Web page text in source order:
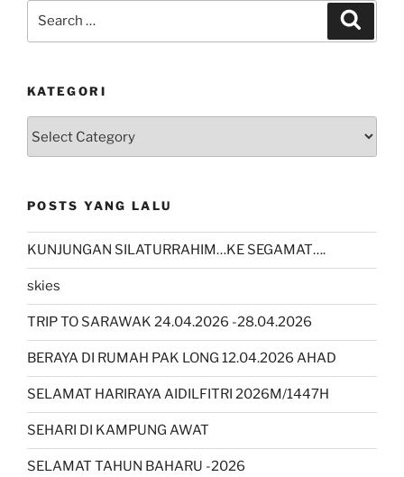
KATEGORI
POSTS YANG LALU
KUNJUNGAN SILATURRAHIM…KE SEGAMAT….
skies
TRIP TO SARAWAK 24.04.2026 -28.04.2026
BERAYA DI RUMAH PAK LONG 12.04.2026 AHAD
SELAMAT HARIRAYA AIDILFITRI 2026M/1447H
SEHARI DI KAMPUNG AWAT
SELAMAT TAHUN BAHARU -2026